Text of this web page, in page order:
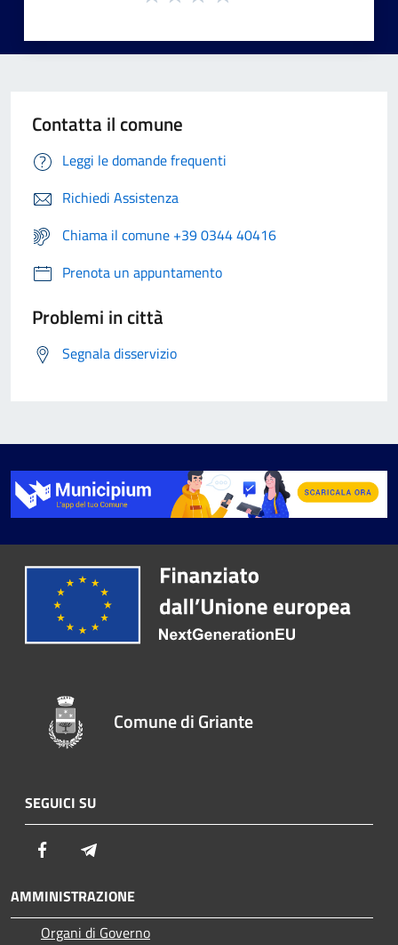
Contatta il comune
Leggi le domande frequenti
Richiedi Assistenza
Chiama il comune +39 0344 40416
Prenota un appuntamento
Problemi in città
Segnala disservizio
Comune di Griante
SEGUICI SU
Facebook
AMMINISTRAZIONE
Organi di Governo